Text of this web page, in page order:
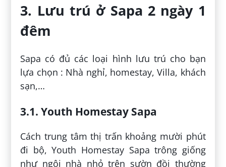
3. Lưu trú ở Sapa 2 ngày 1
đêm
Sapa có đủ các loại hình lưu trú cho bạn
lựa chọn : Nhà nghỉ, homestay, Villa, khách
sạn,…
3.1. Youth Homestay Sapa
Cách trung tâm thị trấn khoảng mười phút
đi bộ, Youth Homestay Sapa trông giống
như ngôi nhà nhỏ trên sườn đồi thường